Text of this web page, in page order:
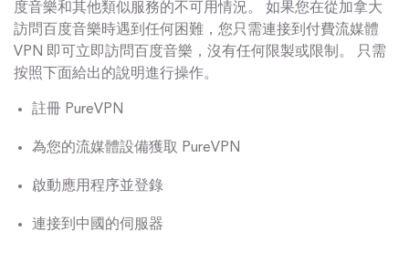
度音樂和其他類似服務的不可用情況。 如果您在從加拿大
訪問百度音樂時遇到任何困難，您只需連接到付費流媒體
VPN 即可立即訪問百度音樂，沒有任何限製或限制。 只需
按照下面給出的說明進行操作。
註冊 PureVPN
為您的流媒體設備獲取 PureVPN
啟動應用程序並登錄
連接到中國的伺服器